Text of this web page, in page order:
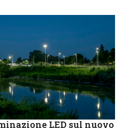
LED sul nuovo